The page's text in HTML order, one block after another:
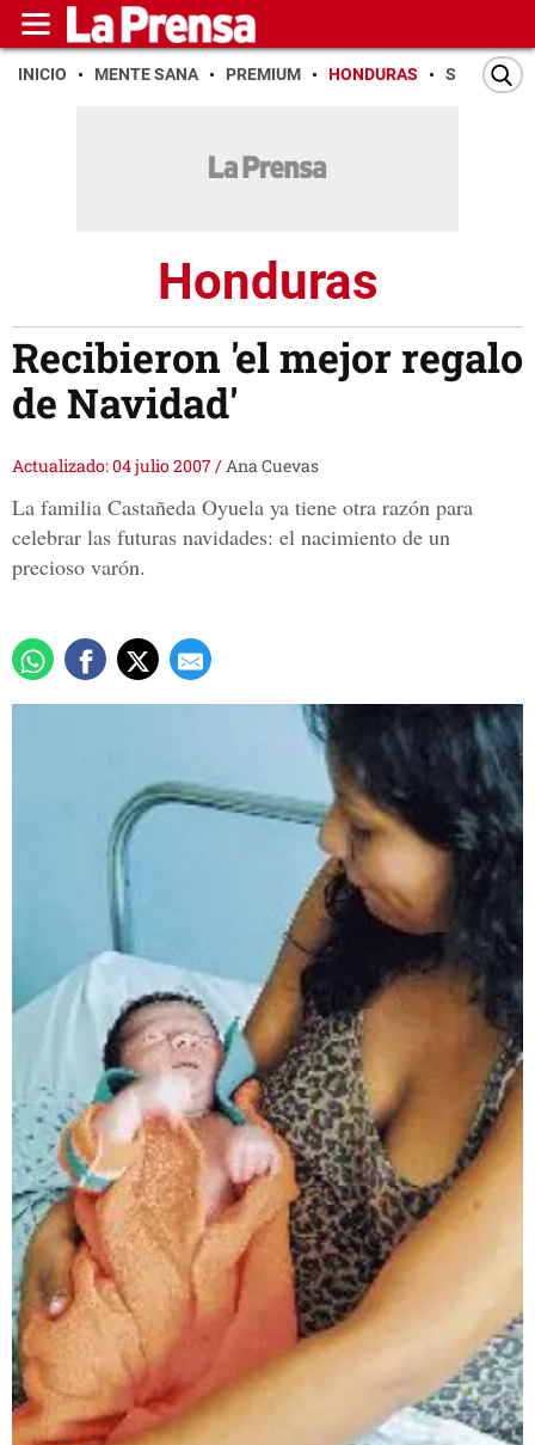
INICIO MENTE SANA PREMIUM HONDURAS SAN PEDRO
Honduras
Recibieron 'el mejor regalo
de Navidad'
Actualizado: 04 julio 2007/Ana Cuevas
La familia Castañeda Oyuela ya tiene otra razón para
celebrar las futuras navidades: el nacimiento de un
precioso varón.